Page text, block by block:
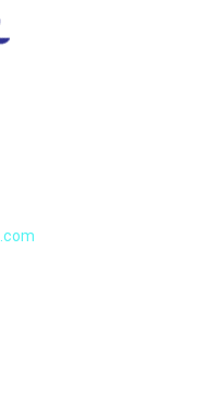
đồng phục công
️May sắc sảo tỉ mỉ từng
thực phẩm - quần
hàng 30 bộ quần